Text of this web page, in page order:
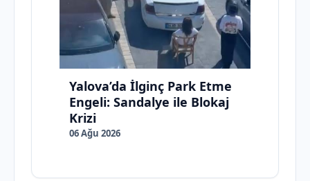
Yalova’da İlginç Park Etme
Engeli: Sandalye ile Blokaj
Krizi
06 Ağu 2026